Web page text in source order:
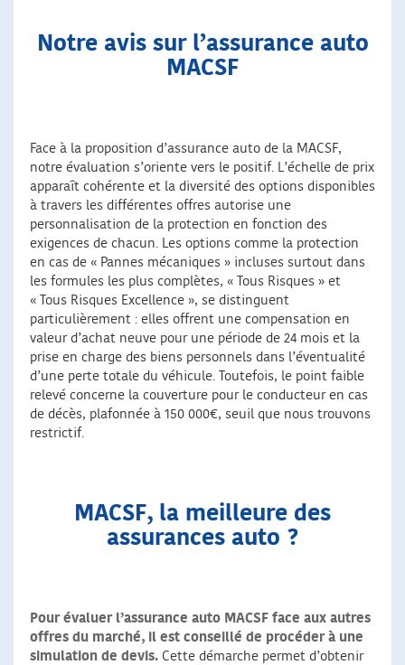
Notre avis sur l’assurance auto
MACSF
Face à la proposition d’assurance auto de la MACSF,
notre évaluation s’oriente vers le positif. L’échelle de prix
apparaît cohérente et la diversité des options disponibles
à travers les différentes offres autorise une
personnalisation de la protection en fonction des
exigences de chacun. Les options comme la protection
en cas de « Pannes mécaniques » incluses surtout dans
les formules les plus complètes, « Tous Risques » et
« Tous Risques Excellence », se distinguent
particulièrement : elles offrent une compensation en
valeur d’achat neuve pour une période de 24 mois et la
prise en charge des biens personnels dans l’éventualité
d’une perte totale du véhicule. Toutefois, le point faible
relevé concerne la couverture pour le conducteur en cas
de décès, plafonnée à 150 000€, seuil que nous trouvons
restrictif.
MACSF, la meilleure des
assurances auto ?
Pour évaluer l’assurance auto MACSF face aux autres
offres du marché, il est conseillé de procéder à une
simulation de devis. Cette démarche permet d’obtenir